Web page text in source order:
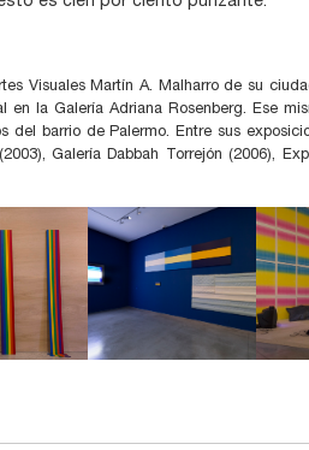
Visuales Martín A. Malharro de su
en la Galería Adriana Rosenberg. Ese
del barrio de Palermo. Entre sus
Galería Dabbah Torrejón (2006),